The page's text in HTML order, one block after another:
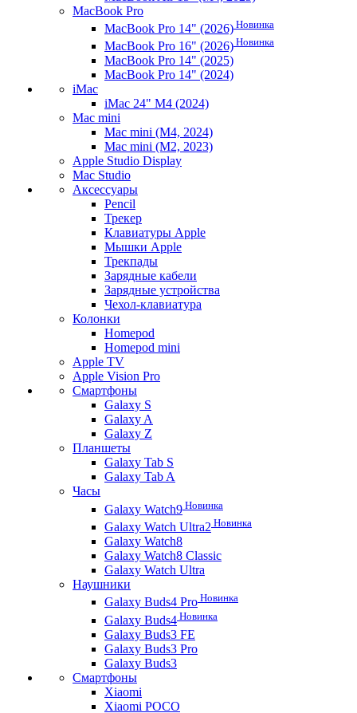
MacBook Pro
MacBook Pro 14" (2026) Новинка
MacBook Pro 16" (2026) Новинка
MacBook Pro 14" (2025)
MacBook Pro 14" (2024)
iMac
iMac 24" M4 (2024)
Mac mini
Mac mini (M4, 2024)
Mac mini (M2, 2023)
Apple Studio Display
Mac Studio
Аксессуары
Pencil
Трекер
Клавиатуры Apple
Мышки Apple
Трекпады
Зарядные кабели
Зарядные устройства
Чехол-клавиатура
Колонки
Homepod
Homepod mini
Apple TV
Apple Vision Pro
Смартфоны
Galaxy S
Galaxy A
Galaxy Z
Планшеты
Galaxy Tab S
Galaxy Tab A
Часы
Galaxy Watch9 Новинка
Galaxy Watch Ultra2 Новинка
Galaxy Watch8
Galaxy Watch8 Classic
Galaxy Watch Ultra
Наушники
Galaxy Buds4 Pro Новинка
Galaxy Buds4 Новинка
Galaxy Buds3 FE
Galaxy Buds3 Pro
Galaxy Buds3
Смартфоны
Xiaomi
Xiaomi POCO